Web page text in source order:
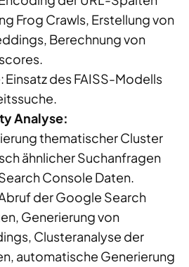
Frog Crawls, Erstellung von
, Berechnung von
.
Einsatz des FAISS-Modells
Analyse:
thematischer Cluster
ähnlicher Suchanfragen
Console Daten.
der Google Search
Generierung von
, Clusteranalyse der
automatische Generierung